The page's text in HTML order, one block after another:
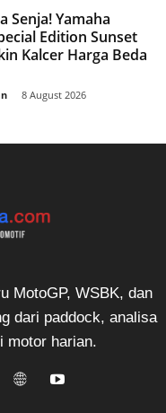
Senja! Yamaha
Edition Sunset
Kalcer Harga Beda
8 August 2026
MotoGP, WSBK, dan
dari paddock, analisa
motor harian.